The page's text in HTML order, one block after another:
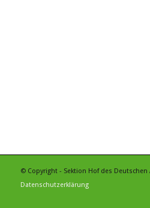
© Copyright - Sektion Hof des Deutschen
Datenschutzerklärung